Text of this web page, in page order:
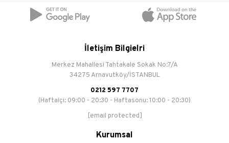
İletişim Bilgielri
Merkez Mahallesi Tahtakale Sokak No:7/A
34275 Arnavutköy/İSTANBUL
0212 597 7707
(Haftaiçi: 09:00 - 20:30 - Haftasonu: 10:00 - 20:30)
[email protected]
Kurumsal